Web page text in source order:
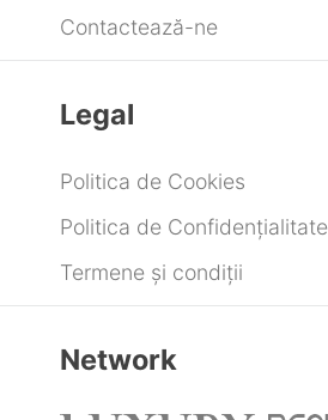
Contactează-ne
Legal
Politica de Cookies
Politica de Confidențialitate
Termene și condiții
Network